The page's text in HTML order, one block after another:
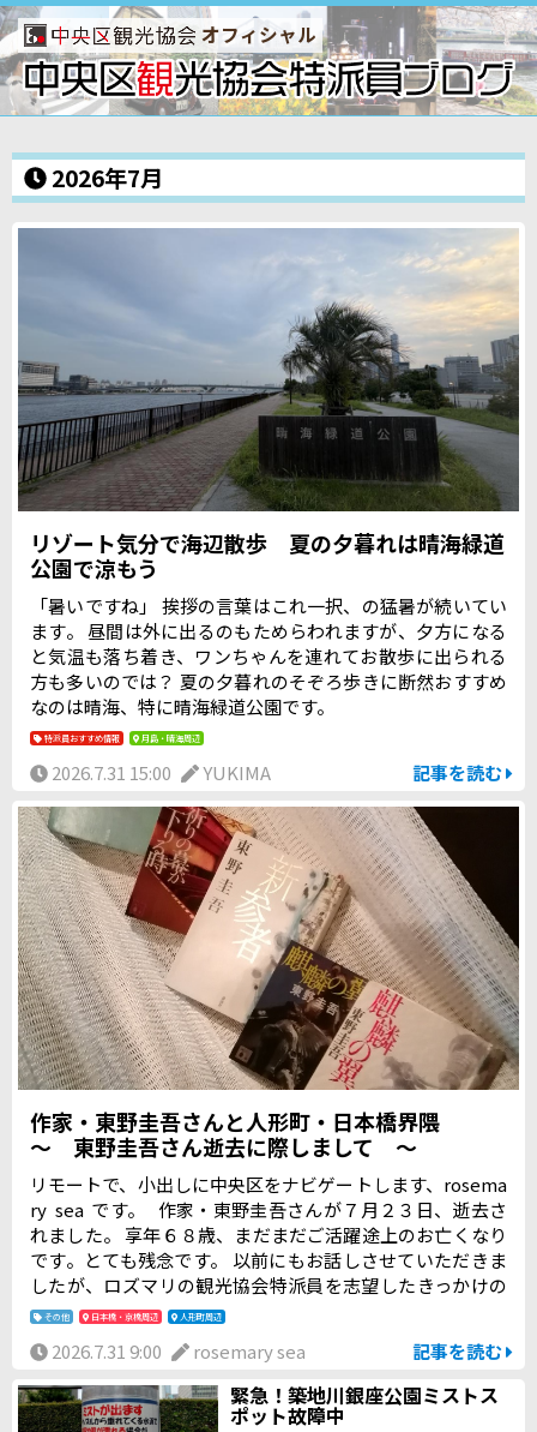
オフィシャル
2026年7月
リゾート気分で海辺散歩 夏の夕暮れは晴海緑道
公園で涼もう
「暑いですね」 挨拶の言葉はこれ一択、の猛暑が続いてい
ます。 昼間は外に出るのもためらわれますが、夕方になる
と気温も落ち着き、ワンちゃんを連れてお散歩に出られる
方も多いのでは？ 夏の夕暮れのそぞろ歩きに断然おすすめ
なのは晴海、特に晴海緑道公園です。
特派員おすすめ情報 月島・晴海周辺
2026.7.31 15:00 YUKIMA 記事を読む
作家・東野圭吾さんと人形町・日本橋界隈
～ 東野圭吾さん逝去に際しまして ～
リモートで、小出しに中央区をナビゲートします、rosema
ry sea です。 作家・東野圭吾さんが７月２３日、逝去さ
れました。 享年６８歳、まだまだご活躍途上のお亡くなり
です。とても残念です。 以前にもお話しさせていただきま
したが、ロズマリの観光協会特派員を志望したきっかけの
大部分は、「特派員ブログ」で新参者などの東野圭吾さん
い、という想いからでした。
その他 日本橋・京橋周辺 人形町周辺
2026.7.31 9:00 rosemary sea 記事を読む
緊急！築地川銀座公園ミストス
ポット故障中